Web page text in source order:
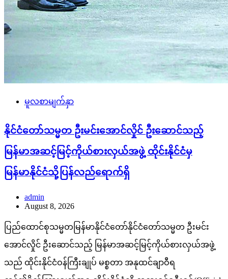
မူလစာမျက်နှာ
နိုင်ငံတော်သမ္မတ ဦးမင်းအောင်လှိုင် ဦးဆောင်သည့်
မြန်မာအဆင့်မြင့်ကိုယ်စားလှယ်အဖွဲ့ ထိုင်းနိုင်ငံမှ
မြန်မာနိုင်ငံသို့ပြန်လည်ရောက်ရှိ
admin
August 8, 2026
ပြည်ထောင်စုသမ္မတမြန်မာနိုင်ငံတော်နိုင်ငံတော်သမ္မတ ဦးမင်း
အောင်လှိုင် ဦးဆောင်သည့် မြန်မာအဆင့်မြင့်ကိုယ်စားလှယ်အဖွဲ့
သည် ထိုင်းနိုင်ငံဝန်ကြီးချုပ် မစ္စတာ အနုထင်ချာဝီရ